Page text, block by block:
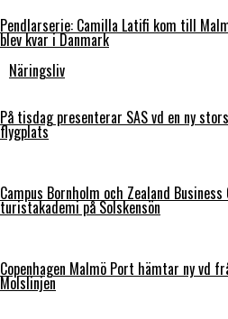
Pendlarserie: Camilla Latifi kom till
blev kvar i Danmark
Näringsliv
På tisdag presenterar SAS vd en ny
flygplats
Campus Bornholm och Zealand
turistakademi på Solskensön
Copenhagen Malmö Port hämtar ny vd
Molslinjen